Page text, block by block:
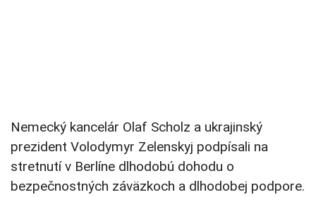
Nemecký kancelár Olaf Scholz a ukrajinský
prezident Volodymyr Zelenskyj podpísali na
stretnutí v Berlíne dlhodobú dohodu o
bezpečnostných záväzkoch a dlhodobej podpore.